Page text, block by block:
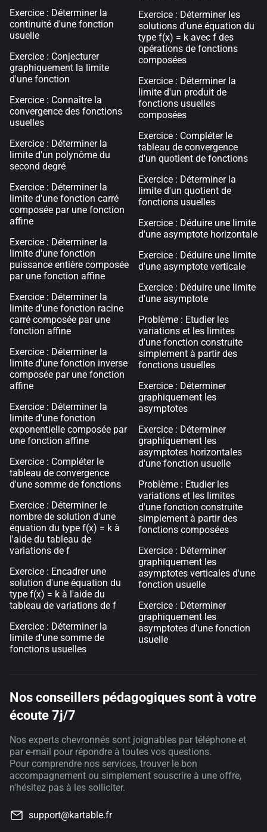
Exercice : Déterminer la
continuité d'une fonction
usuelle
Exercice : Conjecturer
graphiquement la limite
d'une fonction
Exercice : Connaître la
convergence des fonctions
usuelles
Exercice : Déterminer la
limite d'un polynôme du
second degré
Exercice : Déterminer la
limite d'une fonction carré
composée par une fonction
affine
Exercice : Déterminer la
limite d'une fonction
puissance entière composée
par une fonction affine
Exercice : Déterminer la
limite d'une fonction racine
carré composée par une
fonction affine
Exercice : Déterminer la
limite d'une fonction inverse
composée par une fonction
affine
Exercice : Déterminer la
limite d'une fonction
exponentielle composée par
une fonction affine
Exercice : Compléter le
tableau de convergence
d'une somme de fonctions
Exercice : Déterminer le
nombre de solution d'une
équation du type f(x) = k à
l'aide du tableau de
variations de f
Exercice : Encadrer une
solution d'une équation du
type f(x) = k à l'aide du
tableau de variations de f
Exercice : Déterminer la
limite d'une somme de
fonctions usuelles
Exercice : Déterminer les
solutions d'une équation du
type f(x) = k avec f des
opérations de fonctions
composées
Exercice : Déterminer la
limite d'un produit de
fonctions usuelles
composées
Exercice : Compléter le
tableau de convergence
d'un quotient de fonctions
Exercice : Déterminer la
limite d'un quotient de
fonctions usuelles
Exercice : Déduire une limite
d'une asymptote horizontale
Exercice : Déduire une limite
d'une asymptote verticale
Exercice : Déduire une limite
d'une asymptote
Problème : Etudier les
variations et les limites
d'une fonction construite
simplement à partir des
fonctions usuelles
Exercice : Déterminer
graphiquement les
asymptotes
Exercice : Déterminer
graphiquement les
asymptotes horizontales
d'une fonction usuelle
Problème : Etudier les
variations et les limites
d'une fonction construite
simplement à partir des
fonctions composées
Exercice : Déterminer
graphiquement les
asymptotes verticales d'une
fonction usuelle
Exercice : Déterminer
graphiquement les
asymptotes d'une fonction
usuelle
Nos conseillers pédagogiques sont à votre
écoute 7j/7
Nos experts chevronnés sont joignables par téléphone et
par e-mail pour répondre à toutes vos questions.
Pour comprendre nos services, trouver le bon
accompagnement ou simplement souscrire à une offre,
n'hésitez pas à les solliciter.
support@kartable.fr